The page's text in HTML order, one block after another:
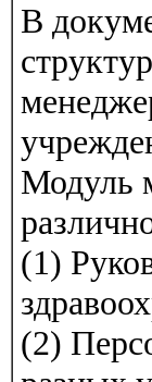
В
Модуль
(1)
(2)